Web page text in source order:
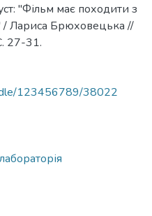
"Фільм має походити з
/ Лариса Брюховецька //
27-31.
123456789/38022